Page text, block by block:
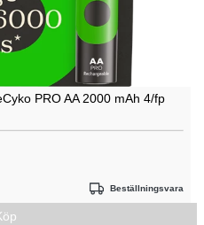
PRO AA 2000 mAh 4/fp
Beställningsvara